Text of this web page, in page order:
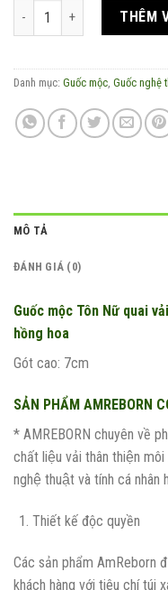
Guốc mộc Tôn Nữ quai vải
THÊM
Danh mục: Guốc mộc, Guốc nghệ
MÔ TẢ
ĐÁNH GIÁ (0)
Guốc mộc Tôn Nữ quai
hồng hoa
Gót cao: 7cm
SẢN PHẨM AMREBORN
* AMREBORN chuyên về
chất liệu vải thân thiện
nghệ thuật và tính cá nhân
Thiết kế độc quyền
Các sản phẩm AmReborn
khách hàng với tiêu chí túi